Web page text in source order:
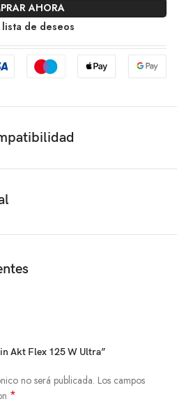
AHORA
de deseos
Akt Flex 125 W Ultra”
no será publicada. Los campos
*